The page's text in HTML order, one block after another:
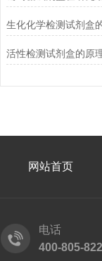
活性检测试剂盒的原
网站首页
电话
400-805-